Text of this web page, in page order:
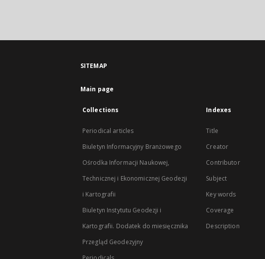
SITEMAP
Main page
Collections
Periodical articles
Biuletyn Informacyjny Branżowego
Ośrodka Informacji Naukowej,
Technicznej i Ekonomicznej Geodezji
i Kartografii
Biuletyn Instytutu Geodezji i
Kartografii. Dodatek do miesięcznika
Przegląd Geodezyjny
Indexes
Title
Creator
Contributor
Subject
Key words
Coverage
Description